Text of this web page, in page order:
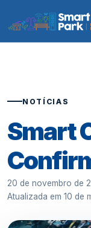
NOTÍCIAS
Smart
20 de novembro de
Atualizada em 10 de